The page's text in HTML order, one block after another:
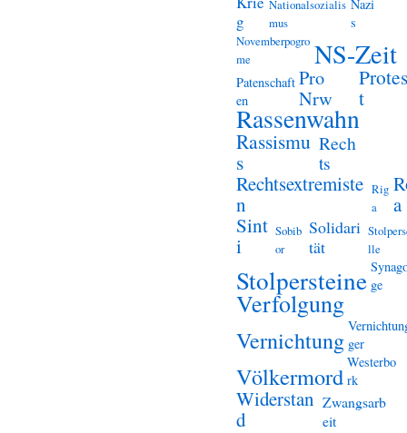
g
Nationalsozialis
mus
Nazi
s
Novemberpogro
me
NS-Zeit
Patenschaft
en
Pro
Nrw
Protes
t
Rassenwahn
Rassismu
s
Rech
ts
Rechtsextremiste
n
Rig
a
a
Sint
i
Sobib
or
Solidari
tät
lle
Stolpersteine ge
Verfolgung
Vernichtung ger
Völkermord Westerbo
rk
Widerstan
d
Zwangsarb
eit